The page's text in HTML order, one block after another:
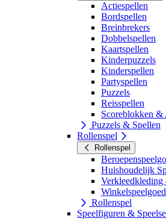
Actiespellen
Bordspellen
Breinbrekers
Dobbelspellen
Kaartspellen
Kinderpuzzels
Kinderspellen
Partyspellen
Puzzels
Reisspellen
Scoreblokken &
Puzzels & Spellen
Rollenspel
Rollenspel
Huishoudelijk
Verkleedkleding
Winkelspeelgoed
Rollenspel
Speelfiguren &